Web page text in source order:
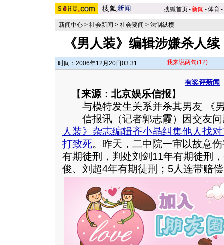
搜狐首页-新闻 -体育-
新闻中心 > 社会新闻 > 社会要闻 > 法制纵横
《男人装》编辑涉嫌杀人
时间：2006年12月20日03:31 我来说两句(12)
有奖评新闻
【来源：北京娱乐信报】
与模特发生关系并杀其男友 《男
信报讯（记者郭志霞）因交友问
人装》杂志编辑齐小晶纠集他人找
打致死。昨天，二中院一审以故意
有期徒刑，判处刘剑11年有期徒刑
俊、刘超4年有期徒刑；5人连带赔